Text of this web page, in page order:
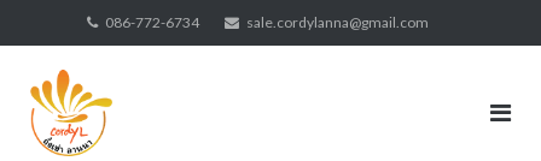
to
content
086-772-6734 sale.cordylanna@gmail.com